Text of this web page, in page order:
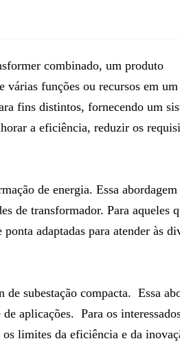
combinado, um produto
funções ou recursos em
fins distintos, fornecendo um
a eficiência, reduzir os
de energia. Essa abordagem
de transformador. Para aqueles
adaptadas para atender às
subestação compacta. Essa
aplicações. Para os
limites da eficiência e da